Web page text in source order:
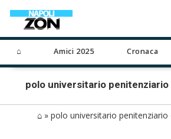
⌂ Amici 2025 Cronaca
polo universitario penitenziario
⌂» polo universitario penitenziario